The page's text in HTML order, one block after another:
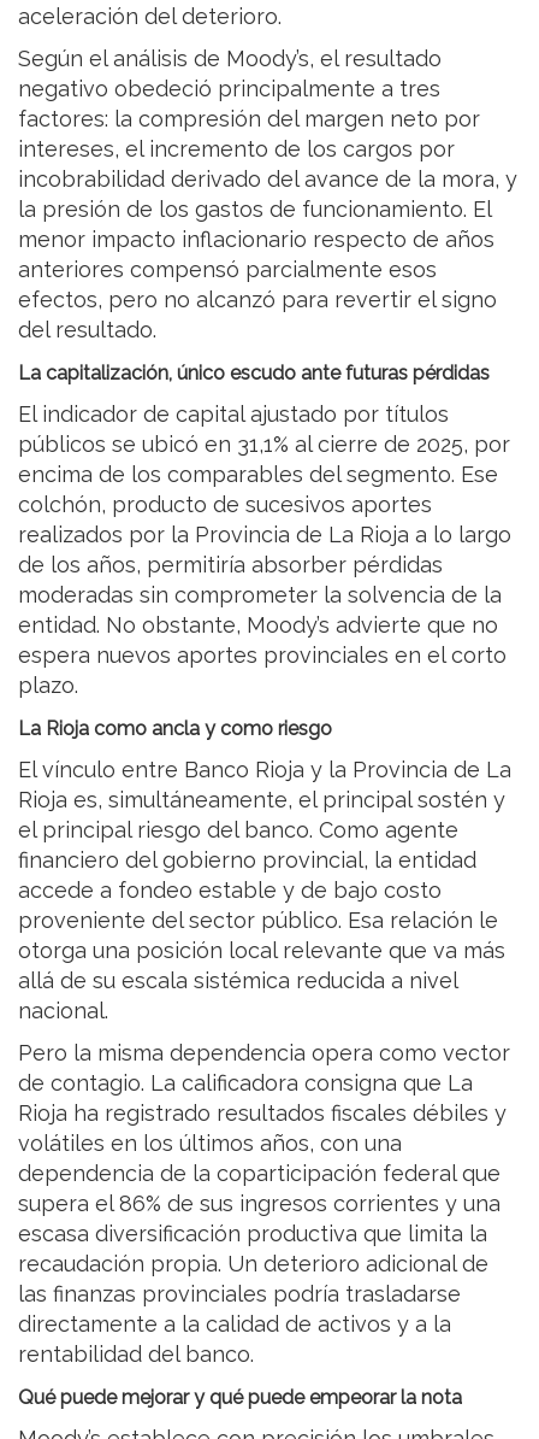
aceleración del deterioro.
Según el análisis de Moody’s, el resultado
negativo obedeció principalmente a tres
factores: la compresión del margen neto por
intereses, el incremento de los cargos por
incobrabilidad derivado del avance de la mora, y
la presión de los gastos de funcionamiento. El
menor impacto inflacionario respecto de años
anteriores compensó parcialmente esos
efectos, pero no alcanzó para revertir el signo
del resultado.
La capitalización, único escudo ante futuras pérdidas
El indicador de capital ajustado por títulos
públicos se ubicó en 31,1% al cierre de 2025, por
encima de los comparables del segmento. Ese
colchón, producto de sucesivos aportes
realizados por la Provincia de La Rioja a lo largo
de los años, permitiría absorber pérdidas
moderadas sin comprometer la solvencia de la
entidad. No obstante, Moody’s advierte que no
espera nuevos aportes provinciales en el corto
plazo.
La Rioja como ancla y como riesgo
El vínculo entre Banco Rioja y la Provincia de La
Rioja es, simultáneamente, el principal sostén y
el principal riesgo del banco. Como agente
financiero del gobierno provincial, la entidad
accede a fondeo estable y de bajo costo
proveniente del sector público. Esa relación le
otorga una posición local relevante que va más
allá de su escala sistémica reducida a nivel
nacional.
Pero la misma dependencia opera como vector
de contagio. La calificadora consigna que La
Rioja ha registrado resultados fiscales débiles y
volátiles en los últimos años, con una
dependencia de la coparticipación federal que
supera el 86% de sus ingresos corrientes y una
escasa diversificación productiva que limita la
recaudación propia. Un deterioro adicional de
las finanzas provinciales podría trasladarse
directamente a la calidad de activos y a la
rentabilidad del banco.
Qué puede mejorar y qué puede empeorar la nota